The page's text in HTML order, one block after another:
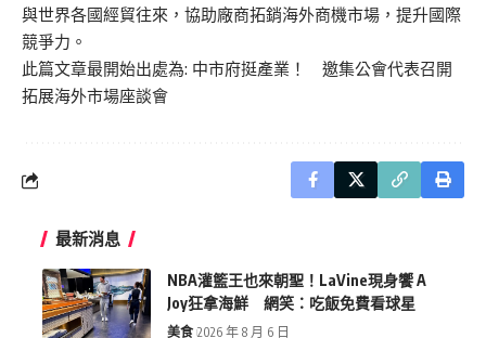
與世界各國經貿往來，協助廠商拓銷海外商機市場，提升國際
競爭力。
此篇文章最開始出處為: 中市府挺產業！ 邀集公會代表召開
拓展海外市場座談會
最新消息
NBA灌籃王也來朝聖！LaVine現身饗 A
Joy狂拿海鮮 網笑：吃飯免費看球星
美食 2026 年 8 月 6 日